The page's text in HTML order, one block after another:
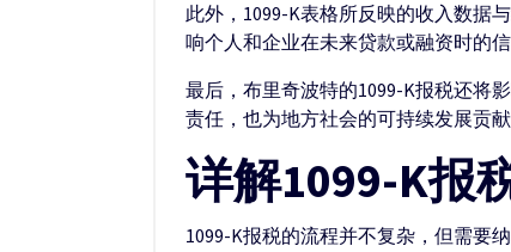
此外，1099-K表格所反映的收入数据
响个人和企业在未来贷款或融资时的
最后，布里奇波特的1099-K报税还将
责任，也为地方社会的可持续发展贡
详解1099-K报
1099-K报税的流程并不复杂，但需要